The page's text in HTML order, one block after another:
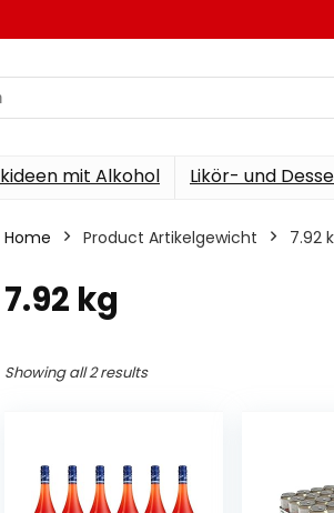
mit Alkohol Likör- und
Home Product Artikelgewicht ‎7.92
‎7.92 kg
Showing all 2 results